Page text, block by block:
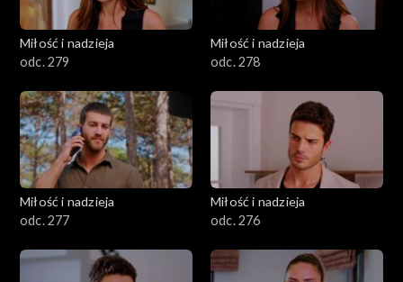
Miłość i nadzieja
odc. 279
Miłość i nadzieja
odc. 278
Miłość i nadzieja
odc. 277
Miłość i nadzieja
odc. 276